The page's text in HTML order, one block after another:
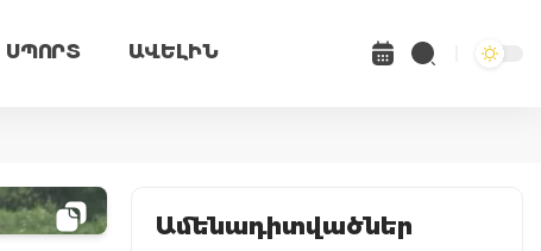
ՍՊՈՐՏ ԱՎԵԼԻՆ
Ամենադիտվածներ